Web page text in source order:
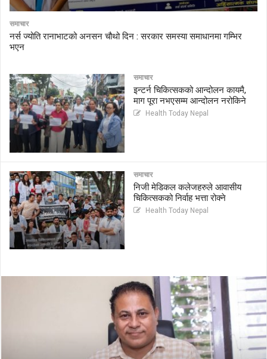
समाचार
नर्स ज्योति रानाभाटको अनसन चौथो दिन : सरकार समस्या समाधानमा गम्भिर
भएन
समाचार
इन्टर्न चिकित्सकको आन्दोलन कायमै,
माग पूरा नभएसम्म आन्दोलन नरोकिने
Health Today Nepal
समाचार
निजी मेडिकल कलेजहरुले आवासीय
चिकित्सकको निर्वाह भत्ता रोक्ने
Health Today Nepal